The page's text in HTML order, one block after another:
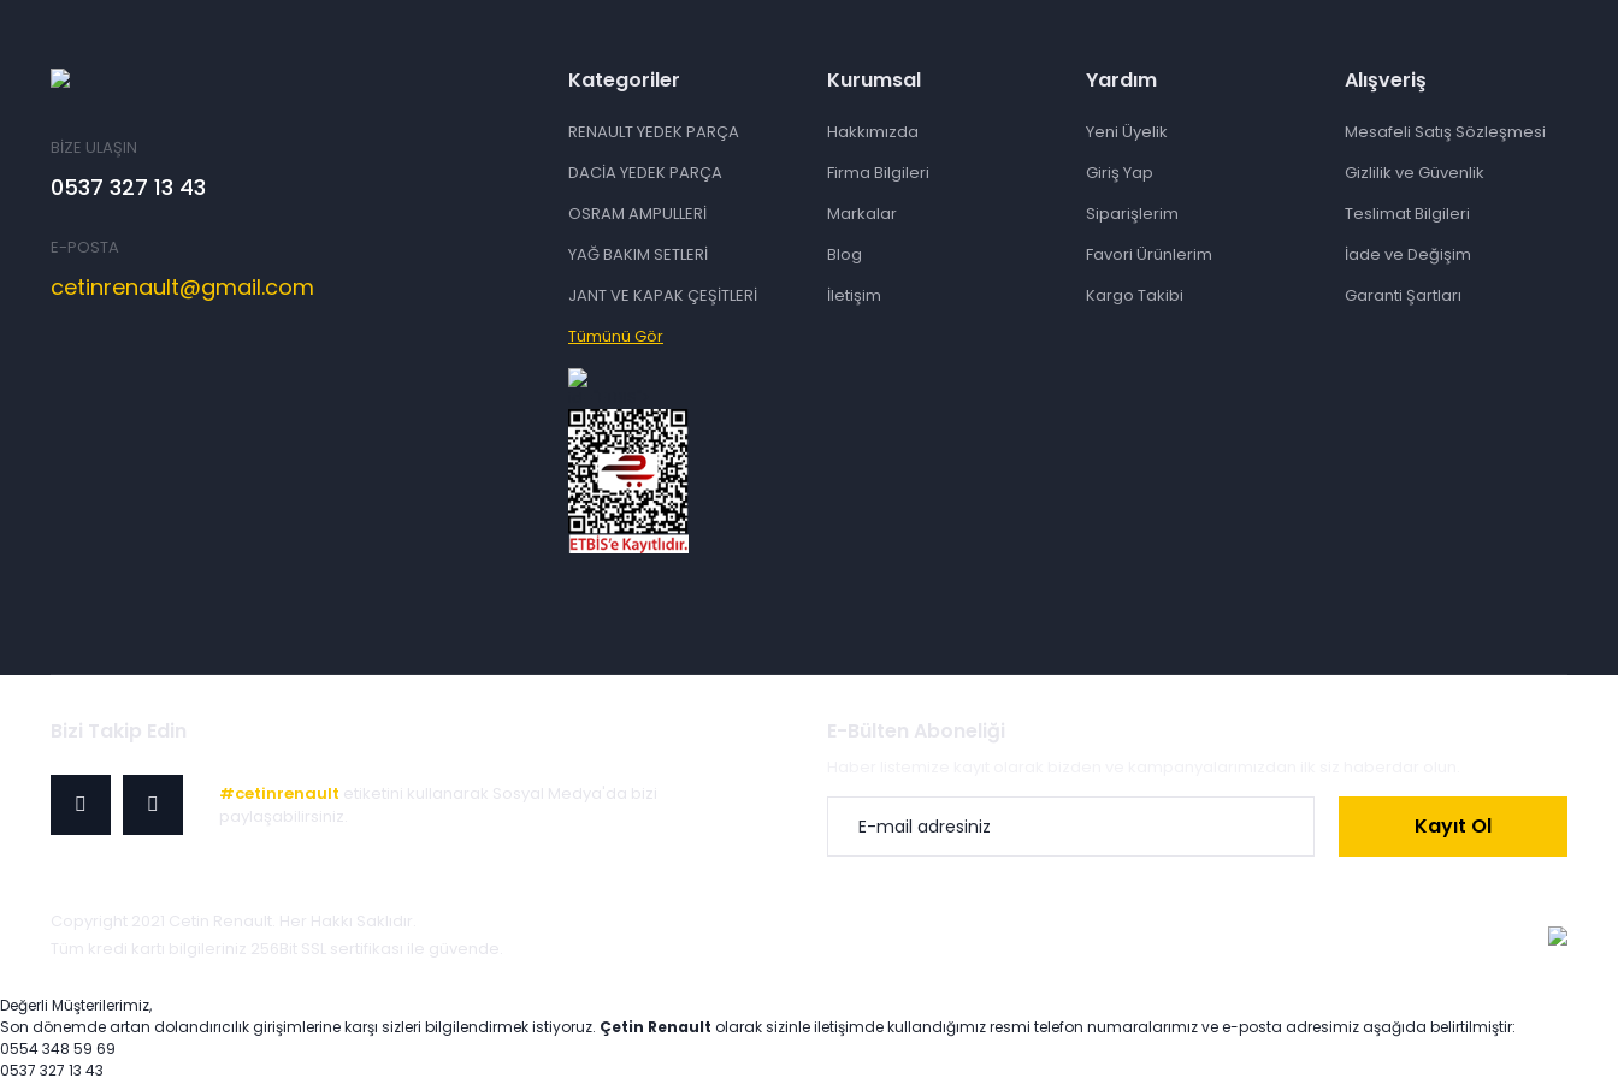
BİZE ULAŞIN
0537 327 13 43
E-POSTA
cetinrenault@gmail.com
Kategoriler
RENAULT YEDEK PARÇA
DACİA YEDEK PARÇA
OSRAM AMPULLERİ
YAĞ BAKIM SETLERİ
JANT VE KAPAK ÇEŞİTLERİ
Tümünü Gör
Kurumsal
Hakkımızda
Firma Bilgileri
Markalar
Blog
İletişim
Yardım
Yeni Üyelik
Giriş Yap
Siparişlerim
Favori Ürünlerim
Kargo Takibi
Alışveriş
Mesafeli Satış Sözleşmesi
Gizlilik ve Güvenlik
Teslimat Bilgileri
İade ve Değişim
Garanti Şartları
Bizi Takip Edin
#cetinrenault etiketini kullanarak Sosyal Medya'da bizi
paylaşabilirsiniz.
E-Bülten Aboneliği
Kayıt Ol
Copyright 2021 Cetin Renault. Her Hakkı Saklıdır.
Tüm kredi kartı bilgileriniz 256Bit SSL sertifikası ile güvende.
Değerli Müşterilerimiz,
Son dönemde artan dolandırıcılık girişimlerine karşı sizleri bilgilendirmek istiyoruz. Çetin Renault olarak sizinle iletişimde kullandığımız resmi telefon numaralarımız ve e-posta adresimiz aşağıda belirtilmiştir:
0554 348 59 69
0537 327 13 43